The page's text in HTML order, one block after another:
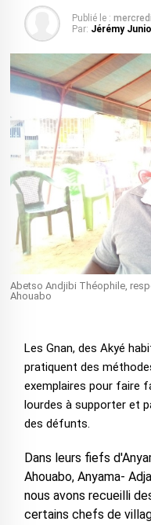
Publié le :
Par: Jérémy
Abetso Andjibi Théophile,
Ahouabo
Les Gnan, des Akyé
pratiquent des
exemplaires pour faire
lourdes à supporter et
des défunts.
Dans leurs fiefs
Ahouabo, Anyama-
nous avons recueilli
certains chefs de